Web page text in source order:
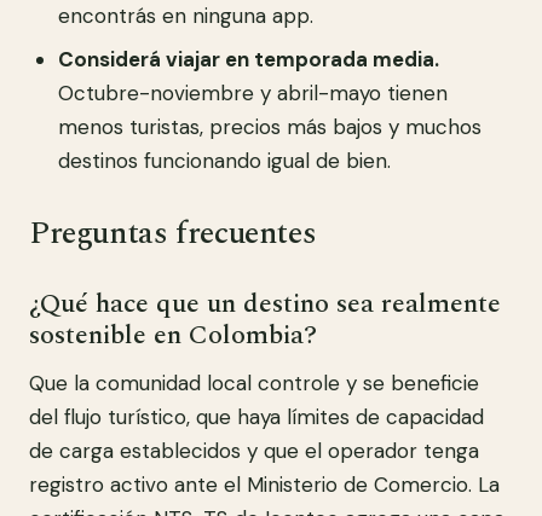
encontrás en ninguna app.
Considerá viajar en temporada media.
Octubre-noviembre y abril-mayo tienen
menos turistas, precios más bajos y muchos
destinos funcionando igual de bien.
Preguntas frecuentes
¿Qué hace que un destino sea realmente
sostenible en Colombia?
Que la comunidad local controle y se beneficie
del flujo turístico, que haya límites de capacidad
de carga establecidos y que el operador tenga
registro activo ante el Ministerio de Comercio. La